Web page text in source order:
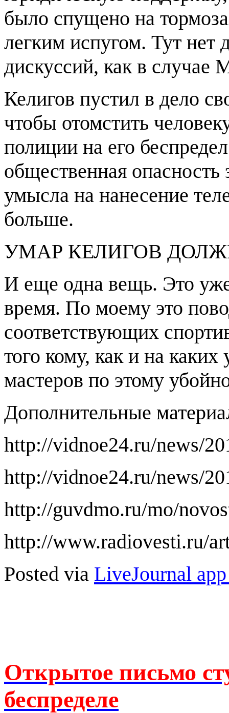
было спущено на
легким испугом. Тут нет
дискуссий, как в случае
Келигов пустил в дело
чтобы отомстить
полиции на его
общественная
умысла на нанесение
больше.
УМАР КЕЛИГОВ
И еще одна вещь. Это уже
время. По моему это
соответствующих
того кому, как и на
мастеров по этому
Дополнительные
http://vidnoe24.ru/news/
http://vidnoe24.ru/news/
http://guvdmo.ru/mo/
http://www.radiovesti.ru/
Posted via LiveJournal
Открытое письмо
беспределе